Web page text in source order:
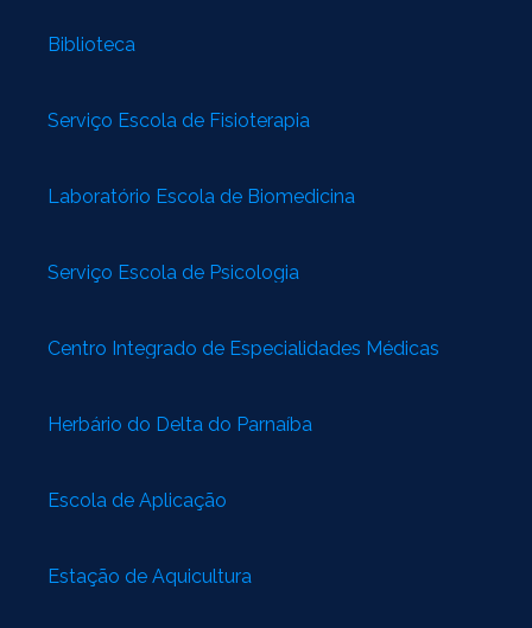
Biblioteca
Serviço Escola de Fisioterapia
Laboratório Escola de Biomedicina
Serviço Escola de Psicologia
Centro Integrado de Especialidades Médicas
Herbário do Delta do Parnaíba
Escola de Aplicação
Estação de Aquicultura